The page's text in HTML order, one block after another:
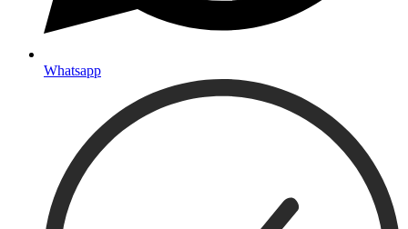
Whatsapp